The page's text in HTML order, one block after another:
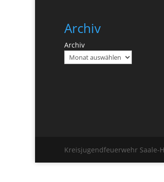
Archiv
Archiv
Kreisjugendfeuerwehr Saale-